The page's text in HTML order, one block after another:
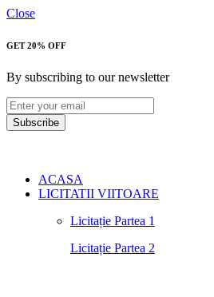
Close
GET 20% OFF
By subscribing to our newsletter
Subscribe
ACASA
LICITATII VIITOARE
Licitație Partea 1
Licitație Partea 2